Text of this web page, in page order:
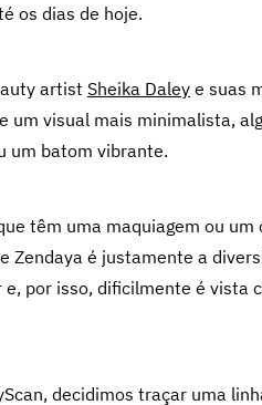
os dias de hoje.
artist Sheika Daley e suas
um visual mais minimalista,
um batom vibrante.
têm uma maquiagem ou
Zendaya é justamente a
por isso, dificilmente é vista
decidimos traçar uma